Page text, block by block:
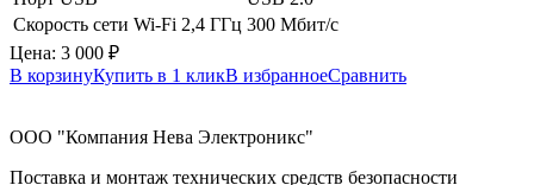
Скорость сети Wi-Fi 2,4 ГГц 300 Мбит/с
Цена: 3 000 ₽
В корзинуКупить в 1 кликВ избранноеСравнить
ООО "Компания Нева Электроникс"
Поставка и монтаж технических средств безопасности